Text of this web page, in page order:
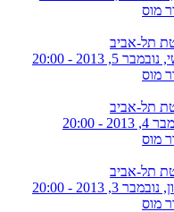
מוס
תל-אביב
5, 2013 - 20:00
מוס
תל-אביב
- 20:00
מוס
תל-אביב
3, 2013 - 20:00
מוס